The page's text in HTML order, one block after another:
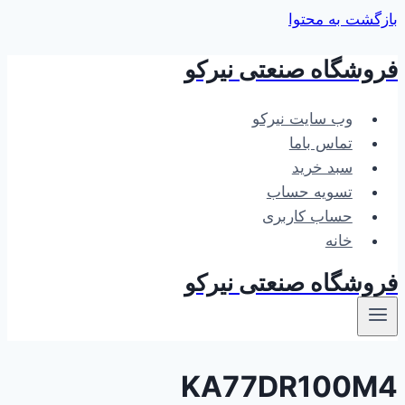
بازگشت به محتوا
فروشگاه صنعتی نیرکو
وب سایت نیرکو
تماس باما
سبد خرید
تسویه حساب
حساب کاربری
خانه
فروشگاه صنعتی نیرکو
KA77DR100M4